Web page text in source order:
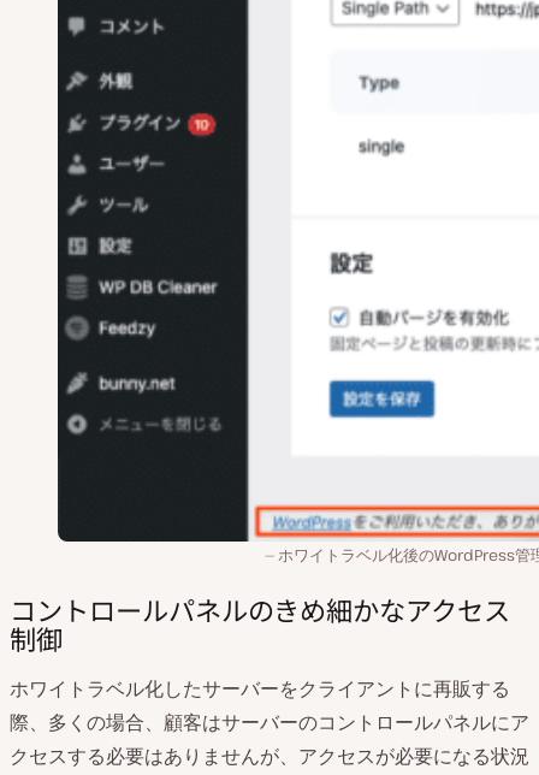
ホワイトラベル化後のWordPress管
コントロールパネルのきめ細かなアクセス
制御
ホワイトラベル化したサーバーをクライアントに再販する
際、多くの場合、顧客はサーバーのコントロールパネルにア
クセスする必要はありませんが、アクセスが必要になる状況